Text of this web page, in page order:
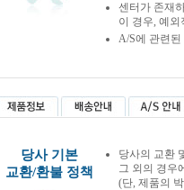
센터가 존재
이 경우, 예
A/S에 관련
당사 기본
교환/환불 정책
당사의 교환
그 외의 경우
(단, 제품의